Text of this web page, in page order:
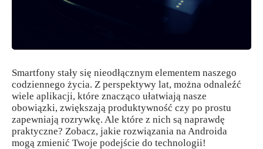
Smartfony stały się nieodłącznym elementem naszego
codziennego życia. Z perspektywy lat, można odnaleźć
wiele aplikacji, które znacząco ułatwiają nasze
obowiązki, zwiększają produktywność czy po prostu
zapewniają rozrywkę. Ale które z nich są naprawdę
praktyczne? Zobacz, jakie rozwiązania na Androida
mogą zmienić Twoje podejście do technologii!